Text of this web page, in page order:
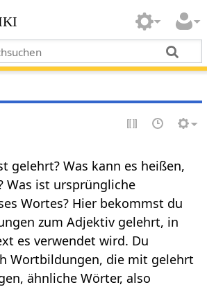
gelehrt? Was kann es heißen,
Was ist ursprüngliche
Wortes? Hier bekommst du
zum Adjektiv gelehrt, in
es verwendet wird. Du
Wortbildungen, die mit gelehrt
ähnliche Wörter, also